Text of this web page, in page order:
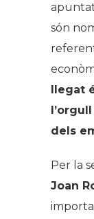
són
llegat
dels
Per la
Joan